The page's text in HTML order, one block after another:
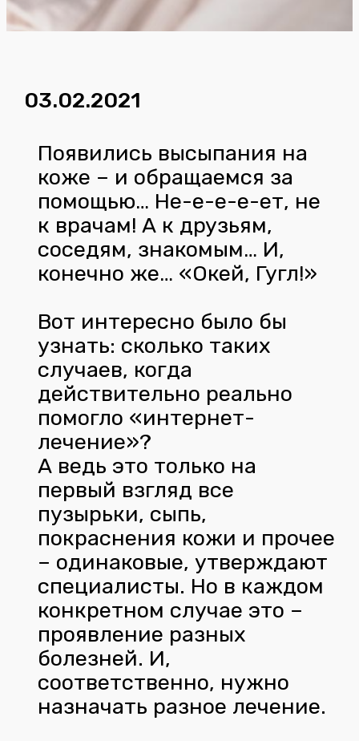
03.02.2021
Появились высыпания на
коже – и обращаемся за
помощью… Не-е-е-е-ет, не
к врачам! А к друзьям,
соседям, знакомым… И,
конечно же… «Окей, Гугл!»
Вот интересно было бы
узнать: сколько таких
случаев, когда
действительно реально
помогло «интернет-
лечение»?
А ведь это только на
первый взгляд все
пузырьки, сыпь,
покраснения кожи и прочее
– одинаковые, утверждают
специалисты. Но в каждом
конкретном случае это –
проявление разных
болезней. И,
соответственно, нужно
назначать разное лечение.